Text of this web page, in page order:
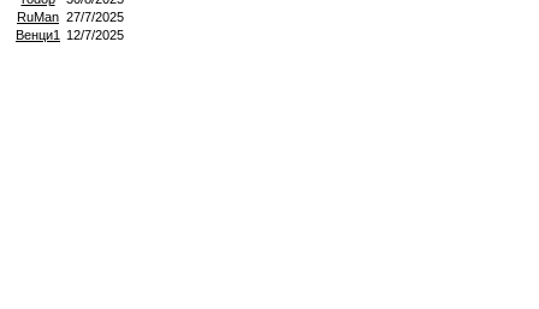
RuMan 27/7/2025
Венци1
12/7/2025